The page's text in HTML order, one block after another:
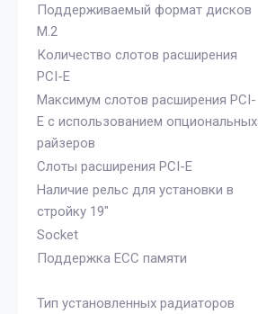
Поддерживаемый формат дисков
M.2
Количество слотов расширения
PCI-E
Максимум слотов расширения PCI-
E с использованием опциональных
райзеров
Слоты расширения PCI-E
Наличие рельс для установки в
стройку 19"
Socket
Поддержка ECC памяти
Тип установленных радиаторов